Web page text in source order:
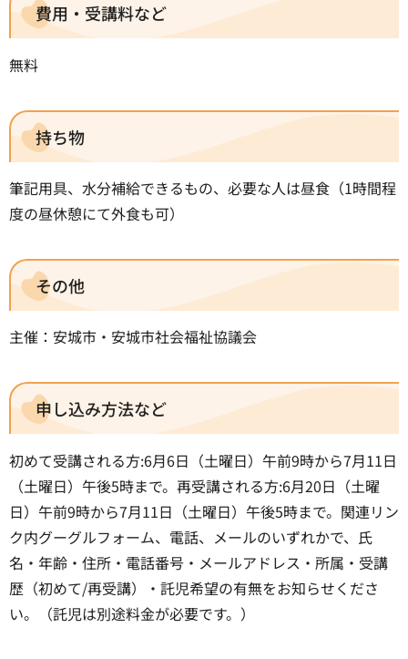
費用・受講料など
無料
持ち物
筆記用具、水分補給できるもの、必要な人は昼食（1時間程
度の昼休憩にて外食も可）
その他
主催：安城市・安城市社会福祉協議会
申し込み方法など
初めて受講される方:6月6日（土曜日）午前9時から7月11日
（土曜日）午後5時まで。再受講される方:6月20日（土曜
日）午前9時から7月11日（土曜日）午後5時まで。関連リン
ク内グーグルフォーム、電話、メールのいずれかで、氏
名・年齢・住所・電話番号・メールアドレス・所属・受講
歴（初めて/再受講）・託児希望の有無をお知らせくださ
い。（託児は別途料金が必要です。）